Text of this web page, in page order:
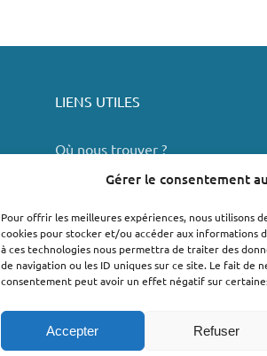
Gérer le consentement
Pour offrir les meilleures expériences, nous utilisons
cookies pour stocker et/ou accéder aux informations
à ces technologies nous permettra de traiter des
de navigation ou les ID uniques sur ce site. Le fait de
consentement peut avoir un effet négatif sur
Accepter Refuser
LIENS UTILES
Où nous trouver ?
Valréas
Le Teil
Lachapelle-sous-Aubenas